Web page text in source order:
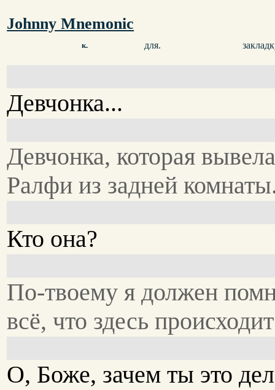
Johnny Mnemonic
к. для.
Девчонка...
Девчонка, которая
Ралфи из задней
Кто она?
По-твоему я должен
всё, что здесь
О, Боже, зачем ты это